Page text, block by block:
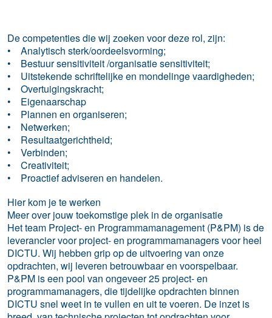
De competenties die wij zoeken voor deze rol, zijn:
• Analytisch sterk/oordeelsvorming;
• Bestuur sensitiviteit /organisatie sensitiviteit;
• Uitstekende schriftelijke en mondelinge vaardigheden;
• Overtuigingskracht;
• Eigenaarschap
• Plannen en organiseren;
• Netwerken;
• Resultaatgerichtheid;
• Verbinden;
• Creativiteit;
• Proactief adviseren en handelen.
Hier kom je te werken
Meer over jouw toekomstige plek in de organisatie
Het team Project- en Programmamanagement (P&PM) is de
leverancier voor project- en programmamanagers voor heel
DICTU. Wij hebben grip op de uitvoering van onze
opdrachten, wij leveren betrouwbaar en voorspelbaar.
P&PM is een pool van ongeveer 25 project- en
programmamanagers, die tijdelijke opdrachten binnen
DICTU snel weet in te vullen en uit te voeren. De inzet is